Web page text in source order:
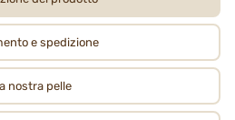
e spedizione
nostra pelle